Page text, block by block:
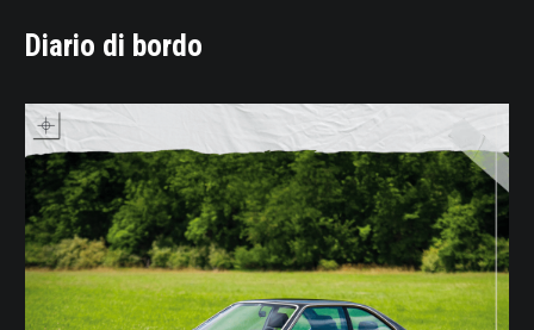
Diario di bordo